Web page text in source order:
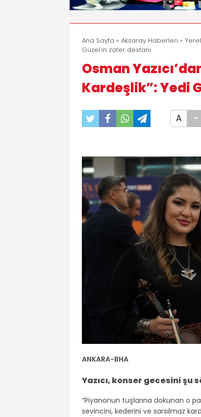
Ana Sayfa » Aksaray Haberleri »
Güzel’in zafer destanı
Osman
Kardeşlik”: Yedi
A -
ANKARA-BHA
Yazıcı, konser gecesini şu
“Piyanonun tuşlarına dokunan o
sevincini, kederini ve sarsılmaz